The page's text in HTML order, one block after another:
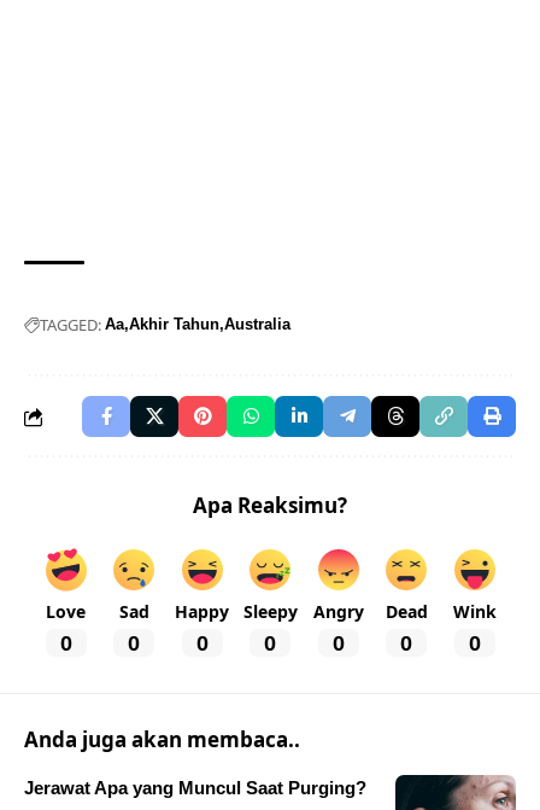
TAGGED: Aa Akhir Tahun Australia
Apa Reaksimu?
Love
0
Sad
0
Happy
0
Sleepy
0
Angry
0
Dead
0
Wink
0
Anda juga akan membaca..
Jerawat Apa yang Muncul Saat Purging?